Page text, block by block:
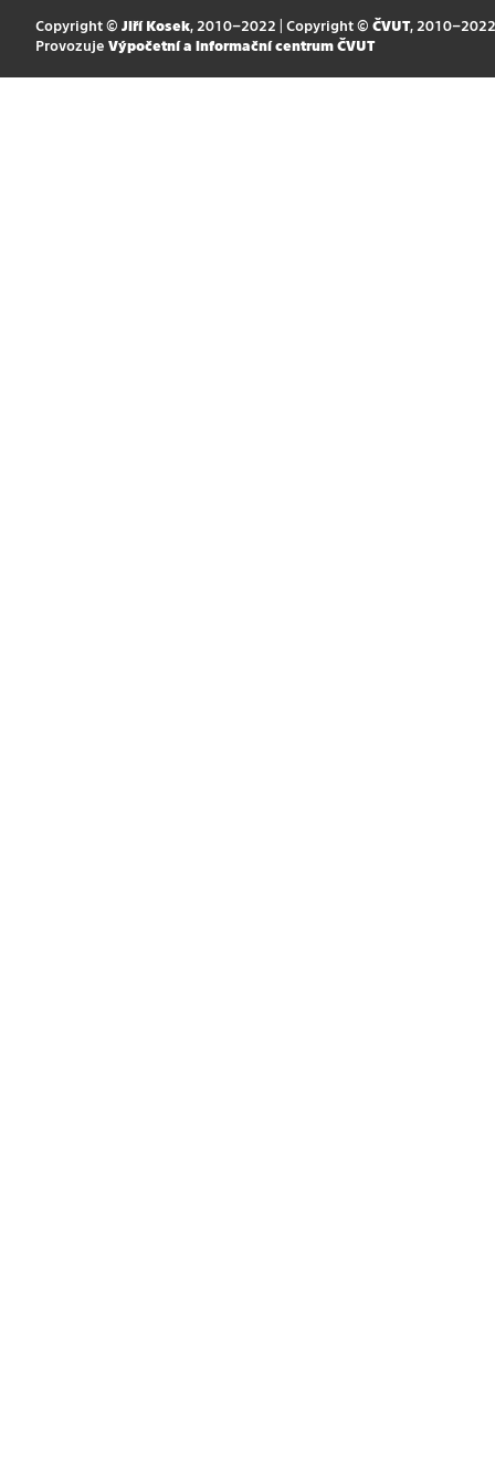
Copyright © Jiří Kosek, 2010–2022 | Copyright © ČVUT, 2010–2022
Provozuje Výpočetní a informační centrum ČVUT